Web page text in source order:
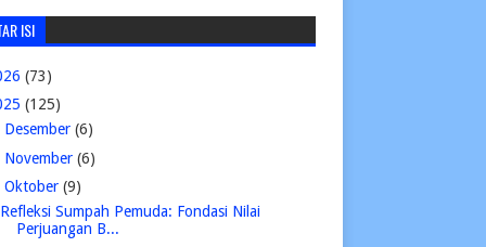
ISI
(73)
(125)
Desember (6)
November (6)
Oktober (9)
Refleksi Sumpah Pemuda: Fondasi Nilai
Perjuangan B...